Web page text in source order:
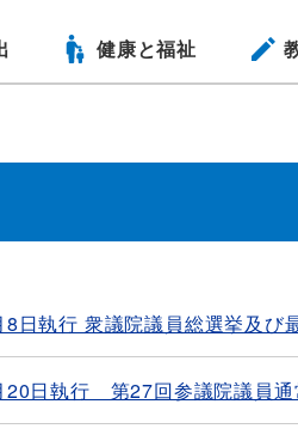
健康と福祉
日執行 衆議院議員総選挙及び
20日執行 第27回参議院議員通